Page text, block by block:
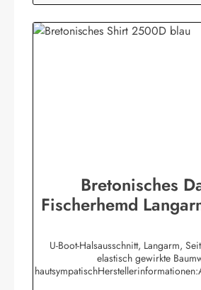
Bretonisches
Fischerhemd
U-Boot-Halsausschnitt, Langarm,
elastisch gewirkte